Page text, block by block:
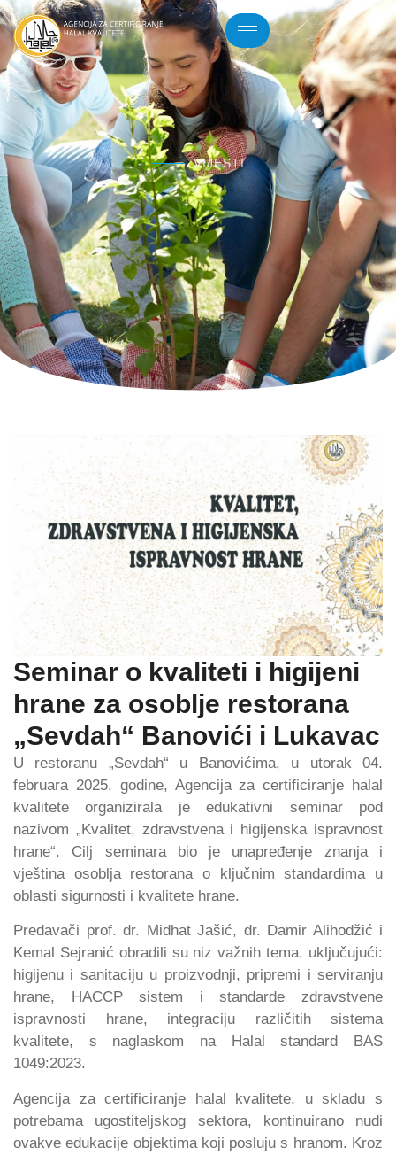
VIJESTI
Seminar o kvaliteti i higijeni
hrane za osoblje restorana
„Sevdah“ Banovići i Lukavac
U restoranu „Sevdah“ u Banovićima, u utorak 04.
februara 2025. godine, Agencija za certificiranje halal
kvalitete organizirala je edukativni seminar pod
nazivom „Kvalitet, zdravstvena i higijenska ispravnost
hrane“. Cilj seminara bio je unapređenje znanja i
vještina osoblja restorana o ključnim standardima u
oblasti sigurnosti i kvalitete hrane.
Predavači prof. dr. Midhat Jašić, dr. Damir Alihodžić i
Kemal Sejranić obradili su niz važnih tema, uključujući:
higijenu i sanitaciju u proizvodnji, pripremi i serviranju
hrane, HACCP sistem i standarde zdravstvene
ispravnosti hrane, integraciju različitih sistema
kvalitete, s naglaskom na Halal standard BAS
1049:2023.
Agencija za certificiranje halal kvalitete, u skladu s
potrebama ugostiteljskog sektora, kontinuirano nudi
ovakve edukacije objektima koji posluju s hranom. Kroz